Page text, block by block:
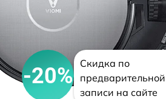
-20%
Скидка по
предварительной
записи на сайте